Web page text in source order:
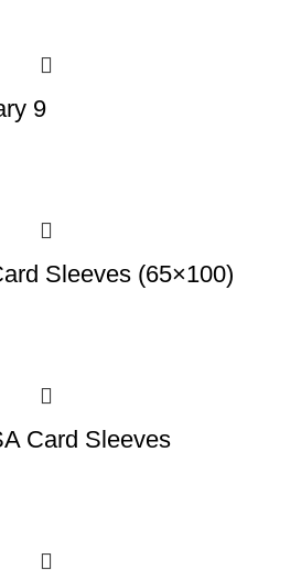
9
Sleeves (65×100)
Card Sleeves